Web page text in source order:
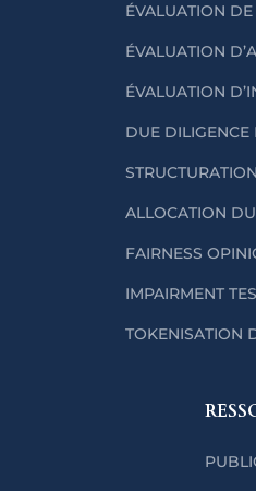
ÉVALUATION
ÉVALUATION
ÉVALUATION
DUE DILIGENCE
ALLOCATION
FAIRNESS
IMPAIRMENT
TOKENISATION